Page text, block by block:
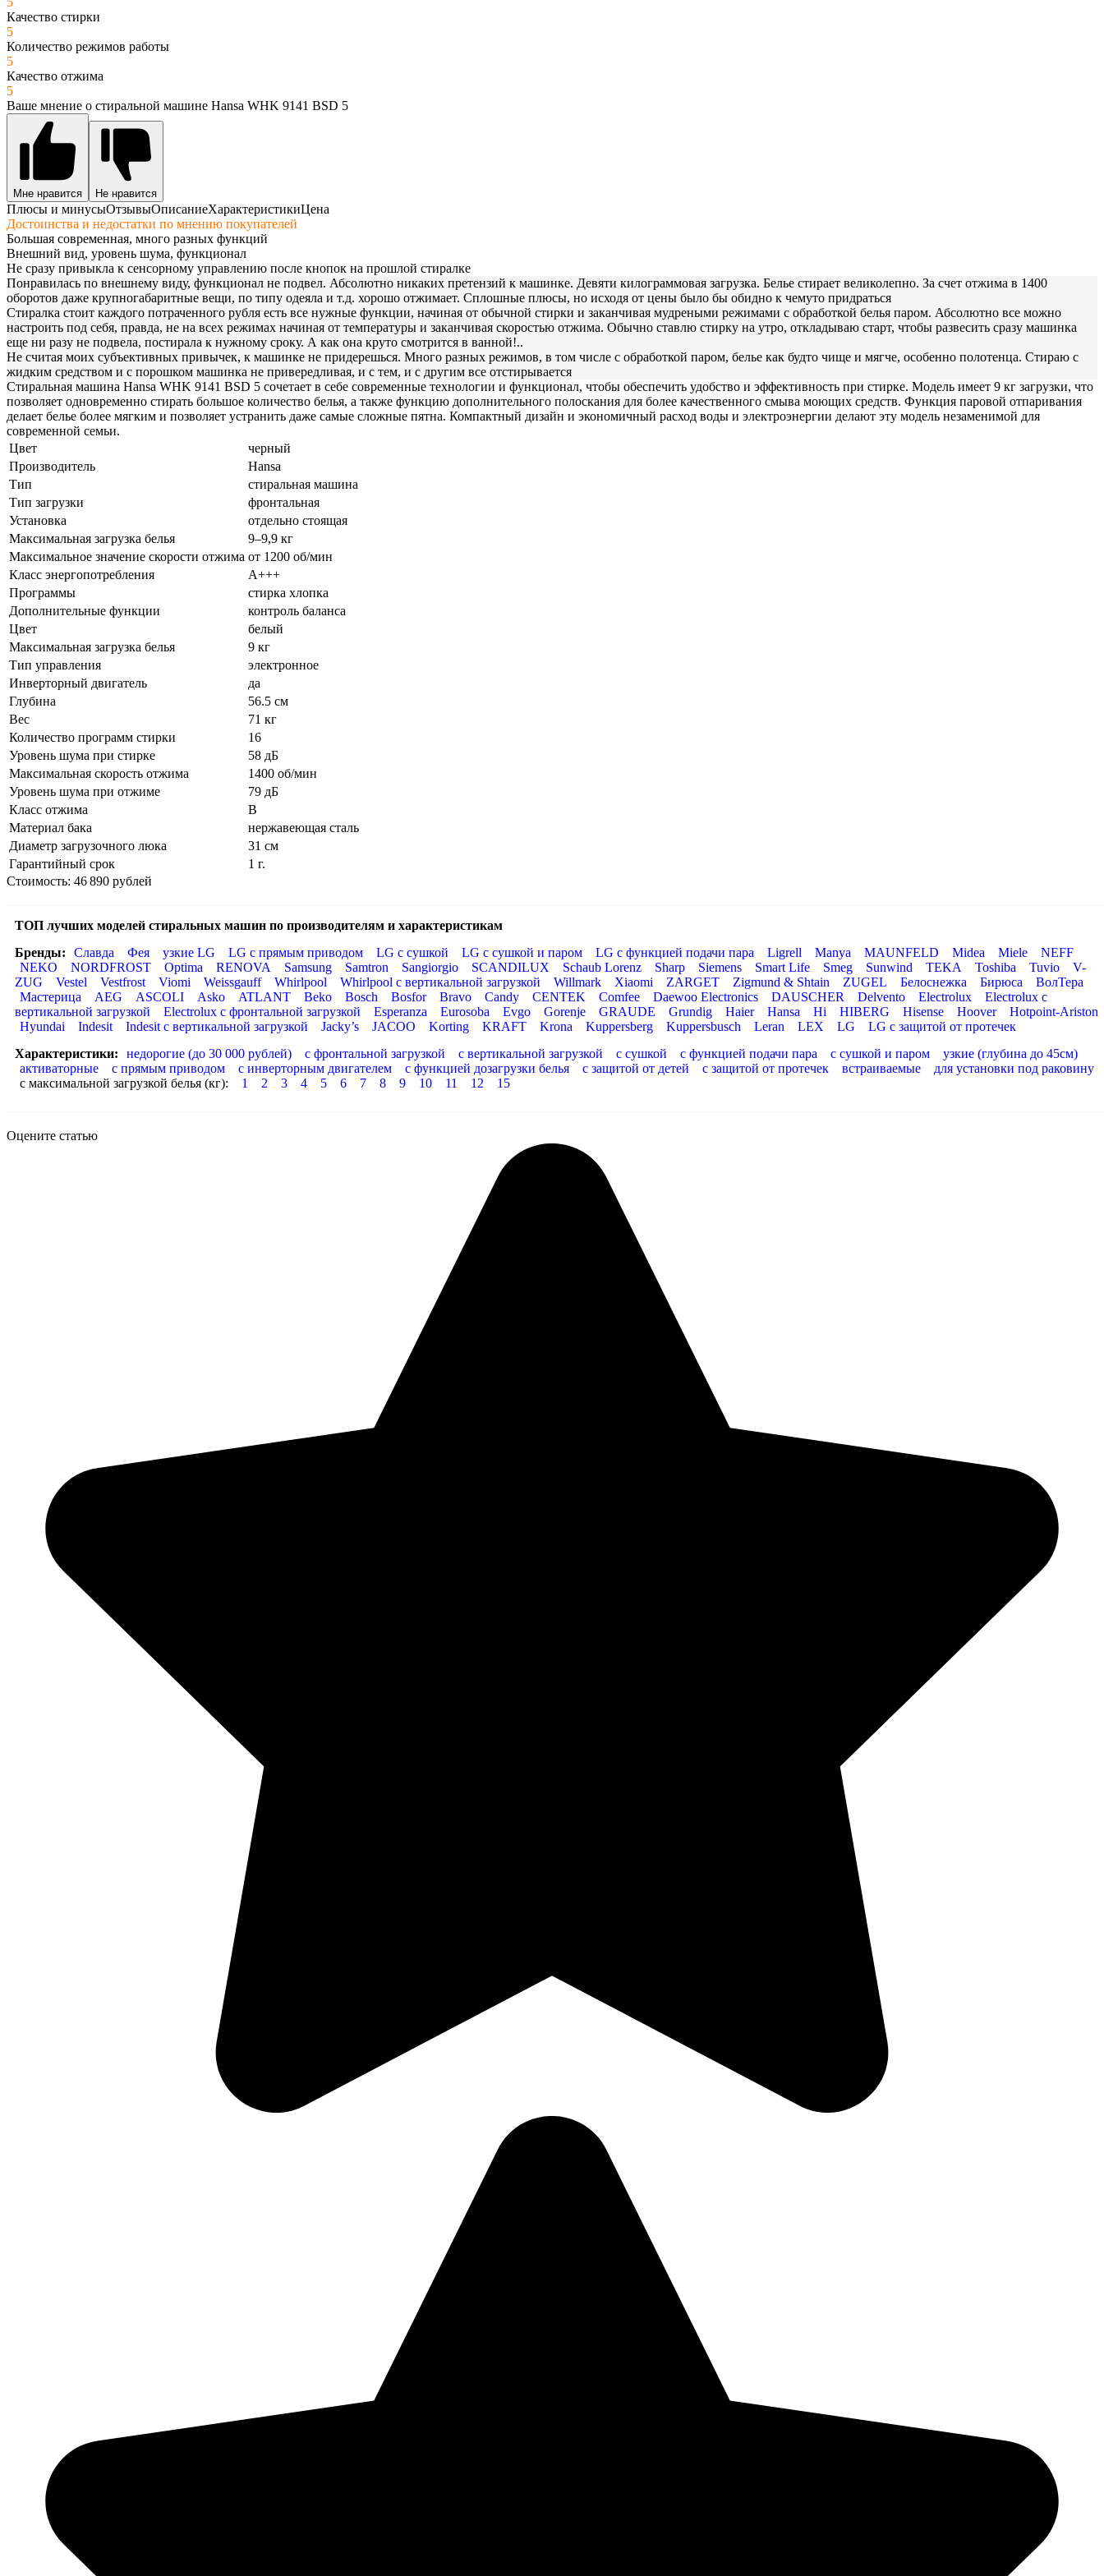
Качество стирки
5
Количество режимов работы
5
Качество отжима
5
Ваше мнение о стиральной машине Hansa WHK 9141 BSD 5
Мне нравится Не нравится
Плюсы и минусыОтзывыОписаниеХарактеристикиЦена
Достоинства и недостатки по мнению покупателей
Большая современная, много разных функций
Внешний вид, уровень шума, функционал
Не сразу привыкла к сенсорному управлению после кнопок на прошлой стиралке
Понравилась по внешнему виду, функционал не подвел. Абсолютно никаких претензий к машинке. Девяти килограммовая загрузка. Белье стирает великолепно. За счет отжима в 1400
оборотов даже крупногабаритные вещи, по типу одеяла и т.д. хорошо отжимает. Сплошные плюсы, но исходя от цены было бы обидно к чемуто придраться
Стиралка стоит каждого потраченного рубля есть все нужные функции, начиная от обычной стирки и заканчивая мудреными режимами с обработкой белья паром. Абсолютно все можно
настроить под себя, правда, не на всех режимах начиная от температуры и заканчивая скоростью отжима. Обычно ставлю стирку на утро, откладываю старт, чтобы развесить сразу машинка
еще ни разу не подвела, постирала к нужному сроку. А как она круто смотрится в ванной!..
Не считая моих субъективных привычек, к машинке не придерешься. Много разных режимов, в том числе с обработкой паром, белье как будто чище и мягче, особенно полотенца. Стираю с
жидким средством и с порошком машинка не привередливая, и с тем, и с другим все отстирывается
Стиральная машина Hansa WHK 9141 BSD 5 сочетает в себе современные технологии и функционал, чтобы обеспечить удобство и эффективность при стирке. Модель имеет 9 кг загрузки, что
позволяет одновременно стирать большое количество белья, а также функцию дополнительного полоскания для более качественного смыва моющих средств. Функция паровой отпаривания
делает белье более мягким и позволяет устранить даже самые сложные пятна. Компактный дизайн и экономичный расход воды и электроэнергии делают эту модель незаменимой для
современной семьи.
Цвет
черный
Производитель
Hansa
Тип
стиральная машина
Тип загрузки
фронтальная
Установка
отдельно стоящая
Максимальная загрузка белья
9–9,9 кг
Максимальное значение скорости отжима от 1200 об/мин
Класс энергопотребления
A+++
Программы
стирка хлопка
Дополнительные функции
контроль баланса
Цвет
белый
Максимальная загрузка белья
9 кг
Тип управления
электронное
Инверторный двигатель
да
Глубина
56.5 см
Вес
71 кг
Количество программ стирки
16
Уровень шума при стирке
58 дБ
Максимальная скорость отжима
1400 об/мин
Уровень шума при отжиме
79 дБ
Класс отжима
B
Материал бака
нержавеющая сталь
Диаметр загрузочного люка
31 см
Гарантийный срок
1 г.
Стоимость: 46 890 рублей
ТОП лучших моделей стиральных машин по производителям и характеристикам
Бренды:
Славда Фея узкие LG LG с прямым приводом LG с сушкой LG с сушкой и паром LG с функцией подачи пара Ligrell Manya MAUNFELD Midea Miele
NEFF
NEKO
NORDFROST Optima RENOVA Samsung Samtron Sangiorgio SCANDILUX Schaub Lorenz Sharp Siemens Smart Life Smeg Sunwind TEKA Toshiba Tuvio
V-
ZUG
Vestel Vestfrost Viomi Weissgauff Whirlpool Whirlpool с вертикальной загрузкой Willmark Xiaomi ZARGET Zigmund & Shtain ZUGEL Белоснежка Бирюса
ВолТера
Мастерица
AEG ASCOLI Asko ATLANT Beko Bosch Bosfor Bravo Candy CENTEK Comfee Daewoo Electronics DAUSCHER Delvento Electrolux
Electrolux с
вертикальной загрузкой
Electrolux с фронтальной загрузкой Esperanza Eurosoba Evgo Gorenje GRAUDE Grundig Haier Hansa Hi HIBERG Hisense Hoover
Hotpoint-Ariston
Hyundai
Indesit Indesit с вертикальной загрузкой Jacky’s JACOO Korting KRAFT Krona Kuppersberg Kuppersbusch Leran LEX LG
LG с защитой от протечек
Характеристики:
недорогие (до 30 000 рублей) с фронтальной загрузкой с вертикальной загрузкой с сушкой с функцией подачи пара с сушкой и паром
узкие (глубина до 45см)
активаторные
с прямым приводом с инверторным двигателем с функцией дозагрузки белья с защитой от детей с защитой от протечек встраиваемые
для установки под раковину
с максимальной загрузкой белья (кг):
1 2 3 4 5 6 7 8 9 10 11 12 15
Оцените статью